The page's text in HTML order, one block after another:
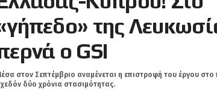
της
ο GSI
στον Σεπτέμβριο αναμένεται η επιστροφή του έργου στο
δύο χρόνια στασιμότητας.